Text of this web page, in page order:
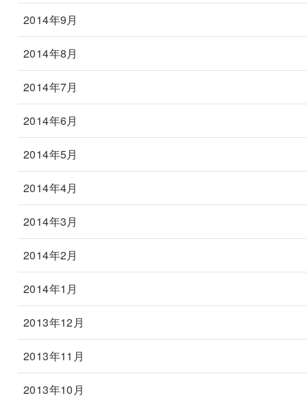
2014年9月
2014年8月
2014年7月
2014年6月
2014年5月
2014年4月
2014年3月
2014年2月
2014年1月
2013年12月
2013年11月
2013年10月